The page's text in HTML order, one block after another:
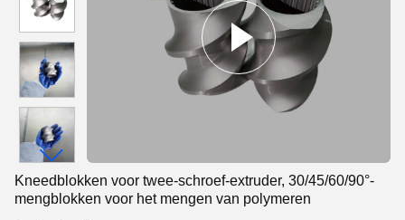
Kneedblokken voor twee-schroef-extruder, 30/45/60/90°-
mengblokken voor het mengen van polymeren